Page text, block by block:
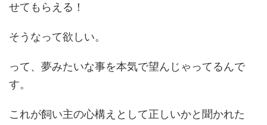
せてもらえる！
そうなって欲しい。
って、夢みたいな事を本気で望んじゃってるんで
す。
これが飼い主の心構えとして正しいかと聞かれた